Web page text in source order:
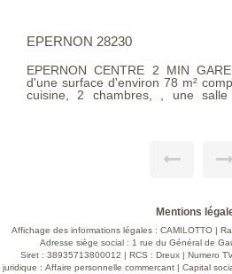
EPERNON 28230
EPERNON CENTRE 2 MIN
d'une surface d'environ 78 m²
cuisine, 2 chambres, , une salle de
Mentions
Affichage des informations légales : CAMILOTTO |
Adresse siège social : 1 rue du Général de
Siret : 38935713800012 | RCS : Dreux | Numero
juridique : Affaire personnelle commercant | Capital